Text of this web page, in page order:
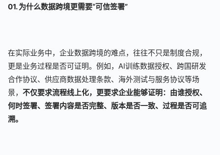
01. 为什么数据跨境更需要“可信签署”
在实际业务中，企业数据跨境的难点，往往不只是制度合规，
更是业务过程是否可证明。例如，AI训练数据授权、跨国研发
合作协议、供应商数据处理条款、海外测试与服务协议等场
景， 不仅要求流程线上化，更要求企业能够证明：由谁授权、
何时签署、签署内容是否完整、版本是否一致、过程是否可追
溯。